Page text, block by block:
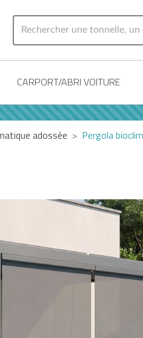
CARPORT/ABRI VOITURE
☀️
adossée Pergola